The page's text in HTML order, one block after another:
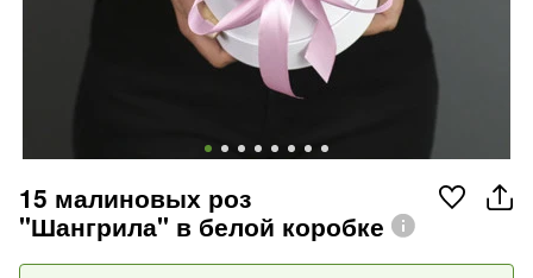
15 малиновых роз
"Шангрила" в белой коробке